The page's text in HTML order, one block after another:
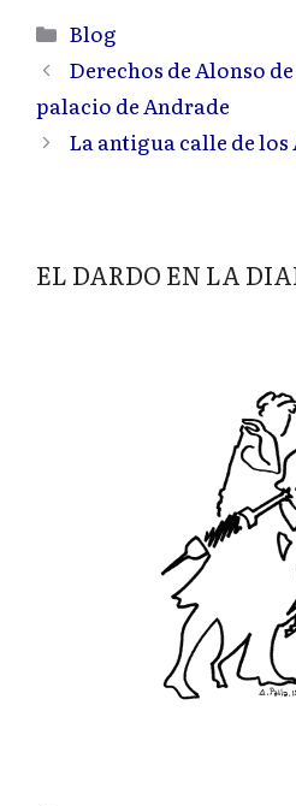
Categorías
Blog
Derechos de Alonso
palacio de Andrade
La antigua calle de los
EL DARDO EN LA